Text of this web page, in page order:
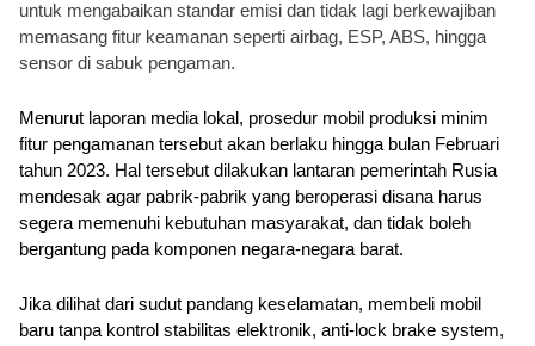
untuk mengabaikan standar emisi dan tidak lagi berkewajiban
memasang fitur keamanan seperti airbag, ESP, ABS, hingga
sensor di sabuk pengaman.
Menurut laporan media lokal, prosedur mobil produksi minim
fitur pengamanan tersebut akan berlaku hingga bulan Februari
tahun 2023. Hal tersebut dilakukan lantaran pemerintah Rusia
mendesak agar pabrik-pabrik yang beroperasi disana harus
segera memenuhi kebutuhan masyarakat, dan tidak boleh
bergantung pada komponen negara-negara barat.
Jika dilihat dari sudut pandang keselamatan, membeli mobil
baru tanpa kontrol stabilitas elektronik, anti-lock brake system,